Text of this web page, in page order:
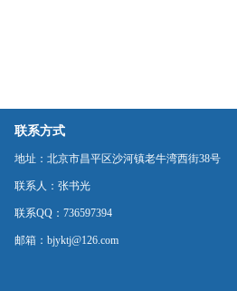
联系方式
地址：北京市昌平区沙河镇老牛湾西街38号
联系人：张书光
联系QQ：736597394
邮箱：bjyktj@126.com